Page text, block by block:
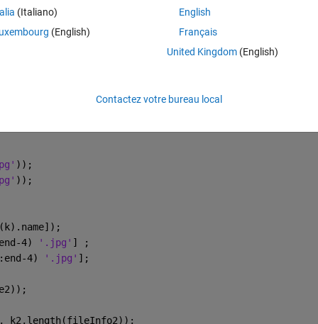
));
));
4)
'.jpg' ] ;
4)
'.jpg' ];
k2,length(fileInfo2));
(Italiano)
(English)
English
Français
United Kingdom(English)
Contactez votre bureau local